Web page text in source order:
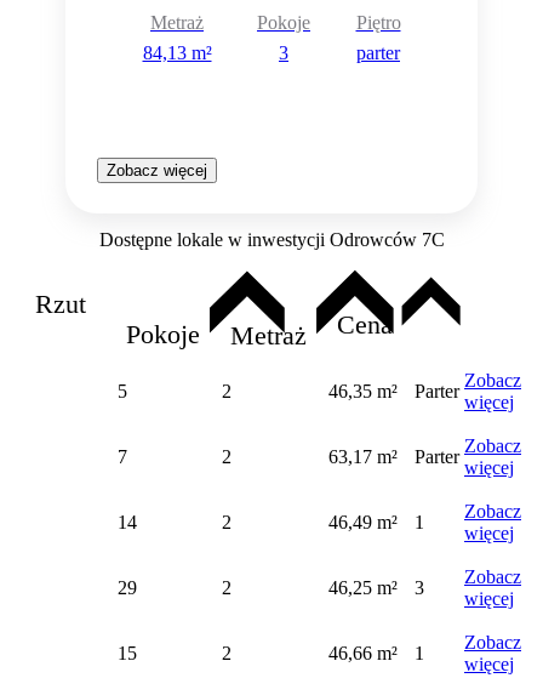
Metraż
84,13 m²
Pokoje
3
Piętro
parter
Zobacz więcej
Dostępne lokale w inwestycji Odrowców 7C
Rzut
Pokoje
Metraż Cena
5 2 46,35 m² Parter
Zobacz
więcej
7 2 63,17 m² Parter
Zobacz
więcej
14 2 46,49 m² 1
Zobacz
więcej
29 2 46,25 m² 3
Zobacz
więcej
15 2 46,66 m² 1
Zobacz
więcej